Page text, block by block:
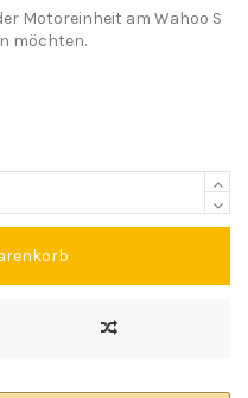
Motoreinheit am Wahoo S
möchten.